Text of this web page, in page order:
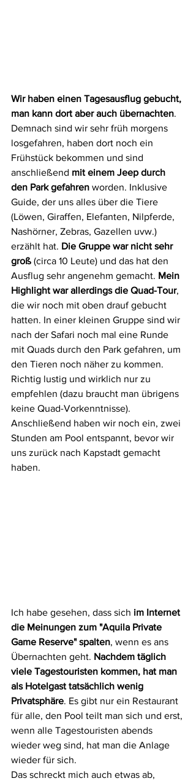
Wir haben einen Tagesausflug gebucht,
man kann dort aber auch übernachten.
Demnach sind wir sehr früh morgens
losgefahren, haben dort noch ein
Frühstück bekommen und sind
anschließend mit einem Jeep durch
den Park gefahren worden. Inklusive
Guide, der uns alles über die Tiere
(Löwen, Giraffen, Elefanten, Nilpferde,
Nashörner, Zebras, Gazellen uvw.)
erzählt hat. Die Gruppe war nicht sehr
groß (circa 10 Leute) und das hat den
Ausflug sehr angenehm gemacht. Mein
Highlight war allerdings die Quad-Tour,
die wir noch mit oben drauf gebucht
hatten. In einer kleinen Gruppe sind wir
nach der Safari noch mal eine Runde
mit Quads durch den Park gefahren, um
den Tieren noch näher zu kommen.
Richtig lustig und wirklich nur zu
empfehlen (dazu braucht man übrigens
keine Quad-Vorkenntnisse).
Anschließend haben wir noch ein, zwei
Stunden am Pool entspannt, bevor wir
uns zurück nach Kapstadt gemacht
haben.
Ich habe gesehen, dass sich im Internet
die Meinungen zum "Aquila Private
Game Reserve" spalten, wenn es ans
Übernachten geht. Nachdem täglich
viele Tagestouristen kommen, hat man
als Hotelgast tatsächlich wenig
Privatsphäre. Es gibt nur ein Restaurant
für alle, den Pool teilt man sich und erst,
wenn alle Tagestouristen abends
wieder weg sind, hat man die Anlage
wieder für sich.
Das schreckt mich auch etwas ab,